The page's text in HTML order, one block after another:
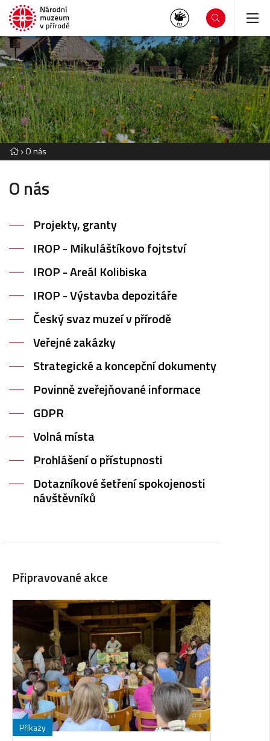
O nás
O nás
Projekty, granty
IROP - Mikuláštíkovo fojtství
IROP - Areál Kolibiska
IROP - Výstavba depozitáře
Český svaz muzeí v přírodě
Veřejné zakázky
Strategické a koncepční dokumenty
Povinně zveřejňované informace
GDPR
Volná místa
Prohlášení o přístupnosti
Dotazníkové šetření spokojenosti
návštěvníků
Připravované akce
Příkazy